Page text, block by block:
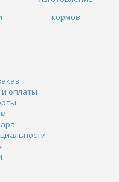
кормов
и оплаты